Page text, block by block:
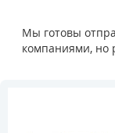
Мы готовы
компаниями, но